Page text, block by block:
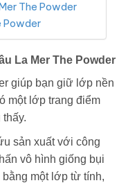
The Powder
Powder
La Mer The Powder
giúp bạn giữ lớp nền
một lớp trang điểm
sản xuất với công
vô hình giống bụi
một lớp từ tính,